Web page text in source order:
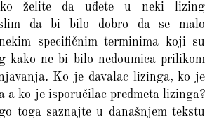
želite da uđete u neki lizing
da bi bilo dobro da se malo
specifičnim terminima koji su
kako ne bi bilo nedoumica prilikom
Ko je davalac lizinga, ko je
a ko je isporučilac predmeta lizinga?
toga saznajte u današnjem tekstu